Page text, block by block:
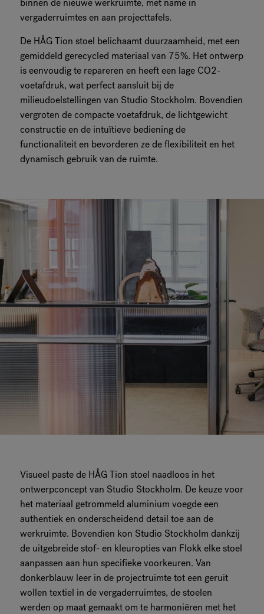
binnen de nieuwe werkruimte, met name in
vergaderruimtes en aan projecttafels.
De HÅG Tion stoel belichaamt duurzaamheid, met een
gemiddeld gerecycled materiaal van 75%. Het ontwerp
is eenvoudig te repareren en heeft een lage CO2-
voetafdruk, wat perfect aansluit bij de
milieudoelstellingen van Studio Stockholm. Bovendien
vergroten de compacte voetafdruk, de lichtgewicht
constructie en de intuïtieve bediening de
functionaliteit en bevorderen ze de flexibiliteit en het
dynamisch gebruik van de ruimte.
Visueel paste de HÅG Tion stoel naadloos in het
ontwerpconcept van Studio Stockholm. De keuze voor
het materiaal getrommeld aluminium voegde een
authentiek en onderscheidend detail toe aan de
werkruimte. Bovendien kon Studio Stockholm dankzij
de uitgebreide stof- en kleuropties van Flokk elke stoel
aanpassen aan hun specifieke voorkeuren. Van
donkerblauw leer in de projectruimte tot een geruit
wollen textiel in de vergaderruimtes, de stoelen
werden op maat gemaakt om te harmoniëren met het